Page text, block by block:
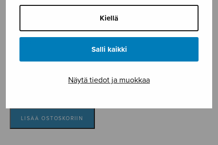
Kiellä
Salli kaikki
Näytä tiedot ja muokkaa
Kaksi Kanteletar-
laulua
4,30€
Kanteletar-
laulua
määrä
LISÄÄ OSTOSKORIIN